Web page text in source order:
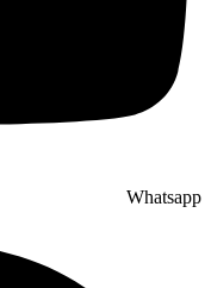
Whatsapp